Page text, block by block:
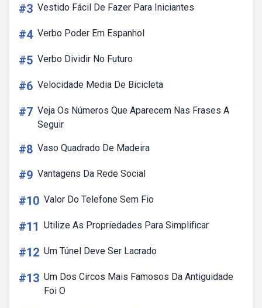
#3 Vestido Fácil De Fazer Para Iniciantes
#4 Verbo Poder Em Espanhol
#5 Verbo Dividir No Futuro
#6 Velocidade Media De Bicicleta
#7 Veja Os Números Que Aparecem Nas Frases A
Seguir
#8 Vaso Quadrado De Madeira
#9 Vantagens Da Rede Social
#10 Valor Do Telefone Sem Fio
#11 Utilize As Propriedades Para Simplificar
#12 Um Túnel Deve Ser Lacrado
#13 Um Dos Circos Mais Famosos Da Antiguidade
Foi O